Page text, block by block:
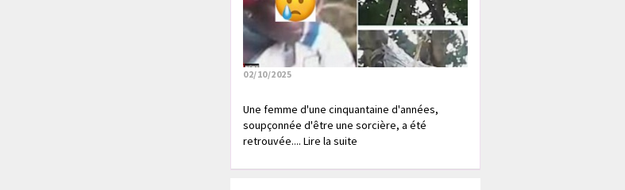
02/10/2025
Une femme d'une cinquantaine d'années,
soupçonnée d'être une sorcière, a été
retrouvée.... Lire la suite